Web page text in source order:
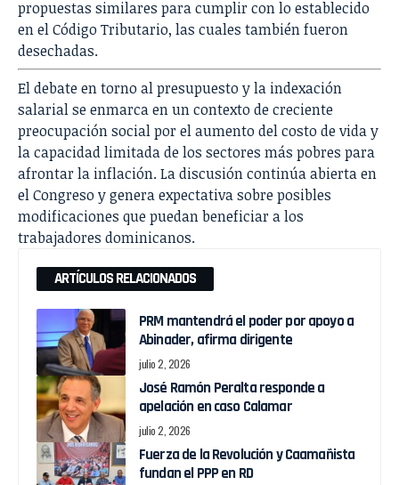
propuestas similares para cumplir con lo establecido
en el Código Tributario, las cuales también fueron
desechadas.
El debate en torno al presupuesto y la indexación
salarial se enmarca en un contexto de creciente
preocupación social por el aumento del costo de vida y
la capacidad limitada de los sectores más pobres para
afrontar la inflación. La discusión continúa abierta en
el Congreso y genera expectativa sobre posibles
modificaciones que puedan beneficiar a los
trabajadores dominicanos.
ARTÍCULOS RELACIONADOS
PRM mantendrá el poder por apoyo a
Abinader, afirma dirigente
julio 2, 2026
José Ramón Peralta responde a
apelación en caso Calamar
julio 2, 2026
Fuerza de la Revolución y Caamañista
fundan el PPP en RD